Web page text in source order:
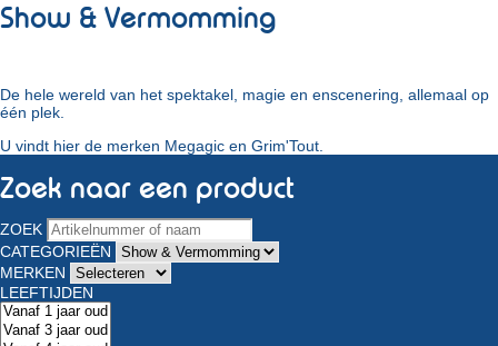
Show & Vermomming
De hele wereld van het spektakel, magie en enscenering, allemaal op
één plek.
U vindt hier de merken Megagic en Grim'Tout.
Zoek naar een product
ZOEK
CATEGORIEËN
MERKEN
LEEFTIJDEN